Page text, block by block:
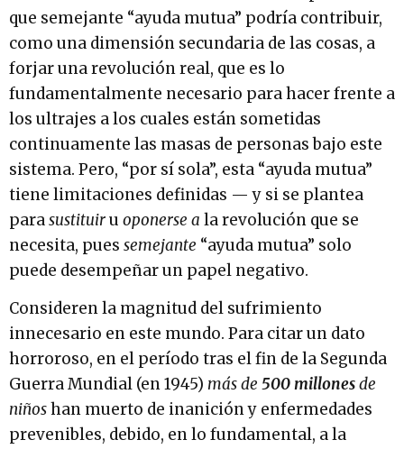
que semejante “ayuda mutua” podría contribuir,
como una dimensión secundaria de las cosas, a
forjar una revolución real, que es lo
fundamentalmente necesario para hacer frente a
los ultrajes a los cuales están sometidas
continuamente las masas de personas bajo este
sistema. Pero, “por sí sola”, esta “ayuda mutua”
tiene limitaciones definidas — y si se plantea
parasustituiru oponerse a la revolución que se
necesita, pues semejante “ayuda mutua” solo
puede desempeñar un papel negativo.
Consideren la magnitud del sufrimiento
innecesario en este mundo. Para citar un dato
horroroso, en el período tras el fin de la Segunda
Guerra Mundial (en 1945) más de 500 millonesde
niñoshan muerto de inanición y enfermedades
prevenibles, debido, en lo fundamental, a la